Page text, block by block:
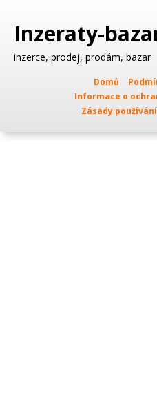
Inzeraty-
inzerce, prodej, prodám, bazar
Domů
Informace o
Zásady